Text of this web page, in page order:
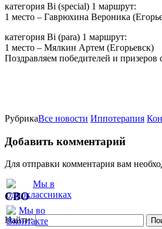
категория Вi (special) 1 маршрут:
1 место – Гаврюхина Вероника
категория Вi (para) 1 маршрут:
1 место – Мялкин Артем (Егорьевск)
Поздравляем победителей и призеров
РубрикаВсе новости Иппотерапия
Добавить комментарий
Для отправки комментария вам
СВО
Найти: